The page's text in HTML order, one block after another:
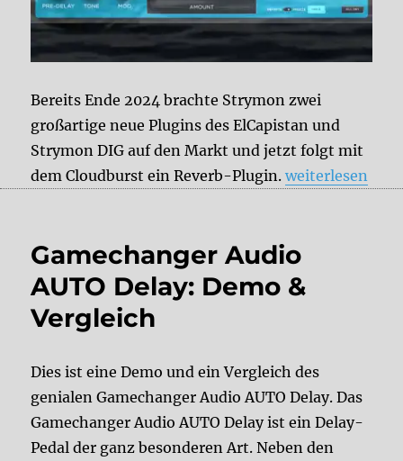
Bereits Ende 2024 brachte Strymon zwei
großartige neue Plugins des ElCapistan und
Strymon DIG auf den Markt und jetzt folgt mit
dem Cloudburst ein Reverb-Plugin.„Strymon
weiterlesen
Gamechanger Audio
AUTO Delay: Demo &
Vergleich
Dies ist eine Demo und ein Vergleich des
genialen Gamechanger Audio AUTO Delay. Das
Gamechanger Audio AUTO Delay ist ein Delay-
Pedal der ganz besonderen Art. Neben den